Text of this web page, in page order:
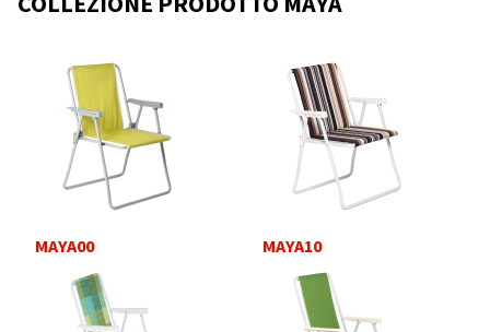
MAYA00 MAYA10